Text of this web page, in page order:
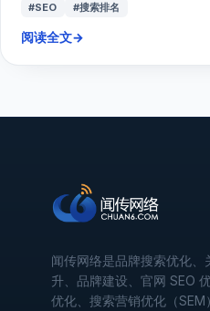
#SEO #搜索排名
阅读全文→
闻传网络是品牌搜索优化、
升、品牌建设、官网 SEO
优化、搜索营销优化（